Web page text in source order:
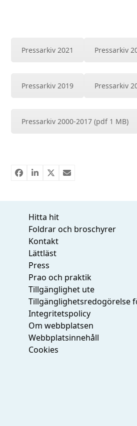
Pressarkiv 2021 Pressarkiv
Pressarkiv 2019 Pressarkiv
Pressarkiv 2000-2017 (pdf 1 MB)
Hitta hit
Foldrar och broschyrer
Kontakt
Lättläst
Press
Prao och praktik
Tillgänglighet ute
Tillgänglighetsredogörelse
Integritetspolicy
Om webbplatsen
Webbplatsinnehåll
Cookies